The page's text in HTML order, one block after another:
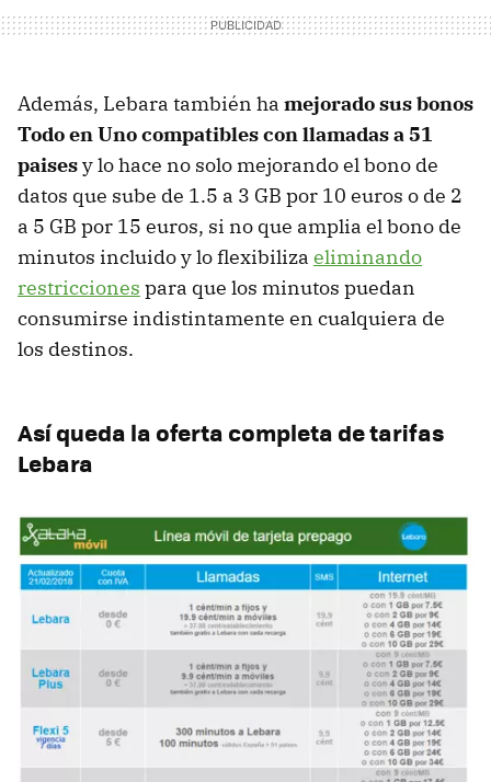
Además, Lebara también ha mejorado sus bonos
Todo en Uno compatibles con llamadas a 51
paisesy lo hace no solo mejorando el bono de
datos que sube de 1.5 a 3 GB por 10 euros o de 2
a 5 GB por 15 euros, si no que amplia el bono de
minutos incluido y lo flexibiliza eliminando
restricciones para que los minutos puedan
consumirse indistintamente en cualquiera de
los destinos.
Así queda la oferta completa de tarifas
Lebara